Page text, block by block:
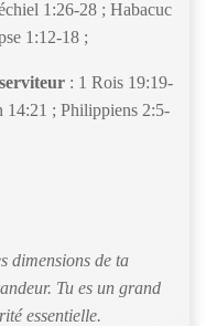
1:26-28 ; Habacuc
1:12-18 ;
: 1 Rois 19:19-
14:21 ; Philippiens 2:5-
dimensions de ta
Tu es un grand
essentielle.